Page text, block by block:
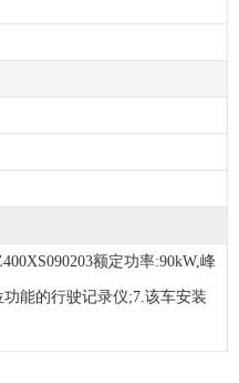
额定功率:90kW,峰
能的行驶记录仪;7.该车安装